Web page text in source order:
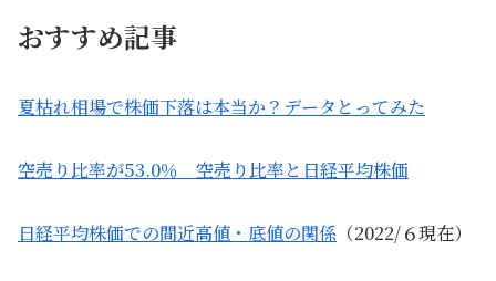
おすすめ記事
夏枯れ相場で株価下落は本当か？データとってみた
空売り比率が53.0％ 空売り比率と日経平均株価
日経平均株価での間近高値・底値の関係 （2022/６現在）